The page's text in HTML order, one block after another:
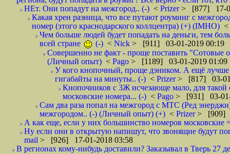
НЕт. Они попадут на межгород.. (-) < Prizer> [877] 17-
Какая хрен разница, что все путают роуминг с
номер (этого краснодарского коллцентра) (+) (IMHO) <
Чем больше людей будет попадать на деньги, тем
всей стране
(-) < Nick > [911] 03-01-2019 00:19
Совершенно не факт - проще поставить "Сотовые
(Личный опыт) < Pago > [1189] 03-01-2019 01:09
У кого кнопочный, проще дэником. А ещё лучше
гигабайты на минуты.. (-) < Prizer> [817] 03-
Кнопочников с 3Ж исчезающе мало, для такой
московские номера... (-) < Pago > [931] 03-01-
Сам два раза попал на межгород с МТС (Ред
межгородом.. (-) (Личный опыт) (+) < Prizer> [909]
А как еще, если у них большинство номеров московские
Ну если они в открытую напишут, что звонящие будут
mail > [926] 17-01-2018 03:58
В регионах кому-нибудь доставили? Заказывал в Тверь 27